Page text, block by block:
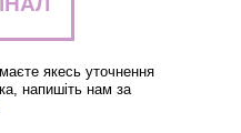
якесь уточнення
напишіть нам за